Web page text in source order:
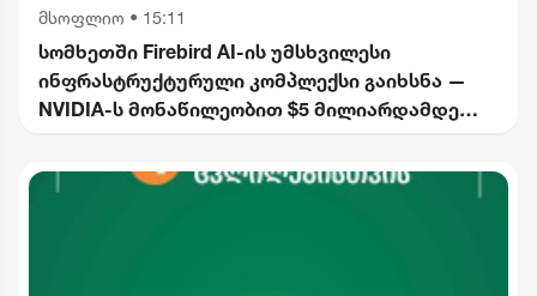
მსოფლიო • 15:11
სომხეთში Firebird AI-ის უმსხვილესი
ინფრასტრუქტურული კომპლექსი გაიხსნა —
NVIDIA-ს მონაწილეობით $5 მილიარდამდე